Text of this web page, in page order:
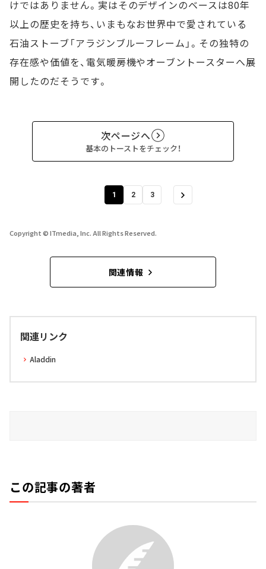
けではありません。実はそのデザインのベースは80年
以上の歴史を持ち、いまもなお世界中で愛されている
石油ストーブ「アラジンブルーフレーム」。その独特の
存在感や価値を、電気暖房機やオーブントースターへ展
開したのだそうです。
次ページへ
基本のトーストをチェック！
1 2 3
Copyright © ITmedia, Inc. All Rights Reserved.
関連情報
関連リンク
Aladdin
この記事の著者